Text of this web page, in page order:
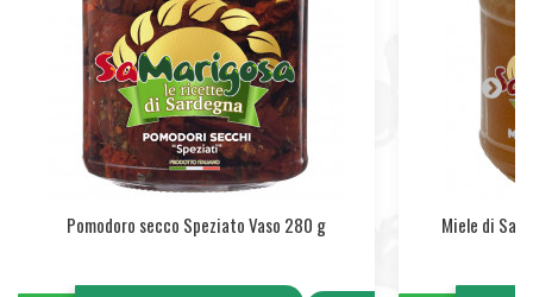
Pomodoro secco Speziato Vaso 280 g Miele di